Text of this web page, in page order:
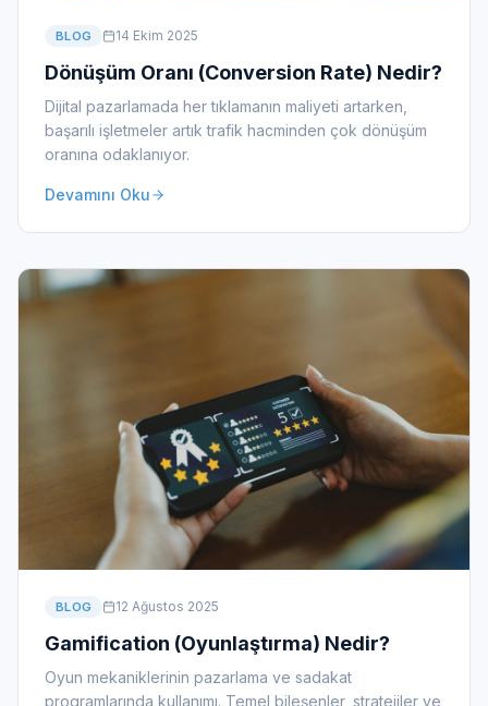
BLOG 14 Ekim 2025
Dönüşüm Oranı (Conversion Rate) Nedir?
Dijital pazarlamada her tıklamanın maliyeti artarken,
başarılı işletmeler artık trafik hacminden çok dönüşüm
oranına odaklanıyor.
Devamını Oku
BLOG 12 Ağustos 2025
Gamification (Oyunlaştırma) Nedir?
Oyun mekaniklerinin pazarlama ve sadakat
programlarında kullanımı. Temel bileşenler, stratejiler ve